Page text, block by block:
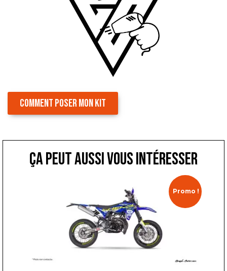
COMMENT POSER MON KIT
ça peut aussi vous intéresser
Promo !